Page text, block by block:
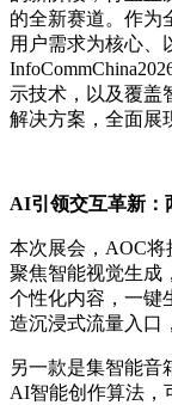
的全新赛道。作为
用户需求为核心、
示技术，以及覆盖
解决方案，全面展
AI引领交互革新：
本次展会，AOC
聚焦智能视觉生成
个性化内容，一键
造沉浸式流量入口
另一款是集智能音
AI智能创作算法，